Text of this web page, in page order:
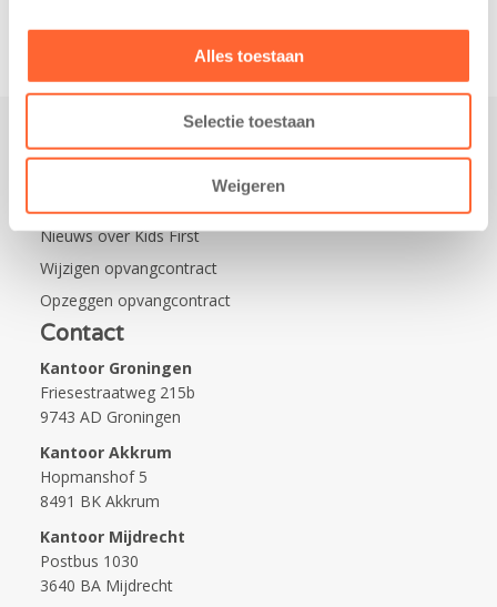
Alles toestaan
Selectie toestaan
Weigeren
Nieuws over Kids First
Wijzigen opvangcontract
Opzeggen opvangcontract
Contact
Kantoor Groningen
Friesestraatweg 215b
9743 AD Groningen
Kantoor Akkrum
Hopmanshof 5
8491 BK Akkrum
Kantoor Mijdrecht
Postbus 1030
3640 BA Mijdrecht